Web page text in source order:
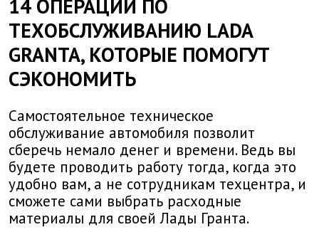
14 ОПЕРАЦИЙ ПО
ТЕХОБСЛУЖИВАНИЮ LADA
GRANTA, КОТОРЫЕ ПОМОГУТ
СЭКОНОМИТЬ
Самостоятельное техническое
обслуживание автомобиля позволит
сберечь немало денег и времени. Ведь вы
будете проводить работу тогда, когда это
удобно вам, а не сотрудникам техцентра, и
сможете сами выбрать расходные
материалы для своей Лады Гранта.